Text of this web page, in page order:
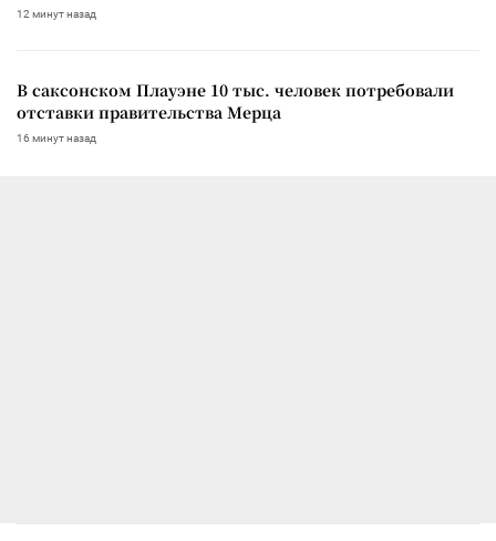
12 минут назад
В саксонском Плауэне 10 тыс. человек потребовали
отставки правительства Мерца
16 минут назад